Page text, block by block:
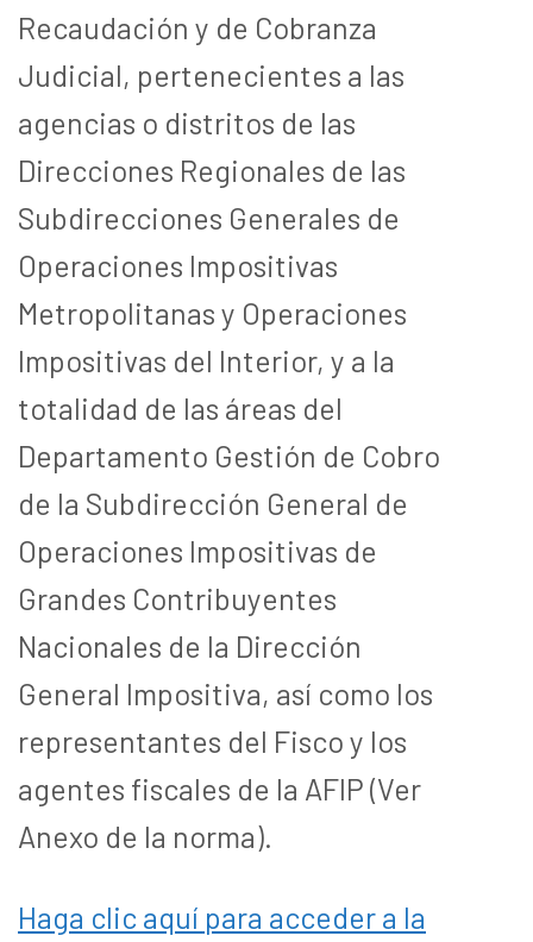
Recaudación y de Cobranza
Judicial, pertenecientes a las
agencias o distritos de las
Direcciones Regionales de las
Subdirecciones Generales de
Operaciones Impositivas
Metropolitanas y Operaciones
Impositivas del Interior, y a la
totalidad de las áreas del
Departamento Gestión de Cobro
de la Subdirección General de
Operaciones Impositivas de
Grandes Contribuyentes
Nacionales de la Dirección
General Impositiva, así como los
representantes del Fisco y los
agentes fiscales de la AFIP (Ver
Anexo de la norma).
Haga clic aquí para acceder a la